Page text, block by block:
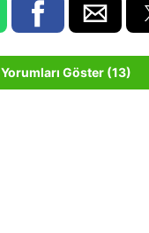
Yorumları Göster (13)